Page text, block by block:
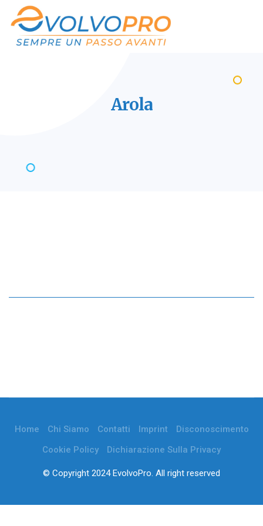
Arola
Home Chi Siamo Contatti Imprint
Disconoscimento
Cookie Policy
Dichiarazione Sulla Privacy
© Copyright 2024 EvolvoPro. All right reserved